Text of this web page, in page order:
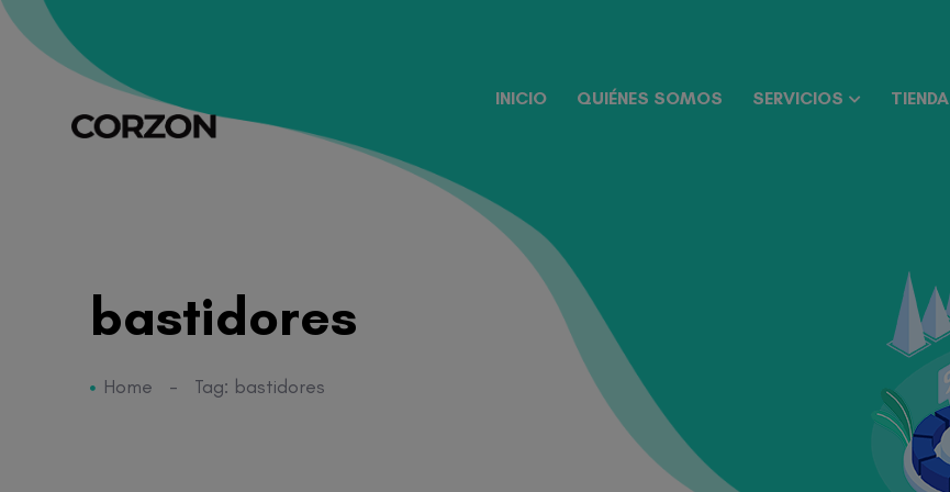
INICIO QUIÉNES SOMOS SERVICIOS TIENDA
bastidores
Home - Tag: bastidores